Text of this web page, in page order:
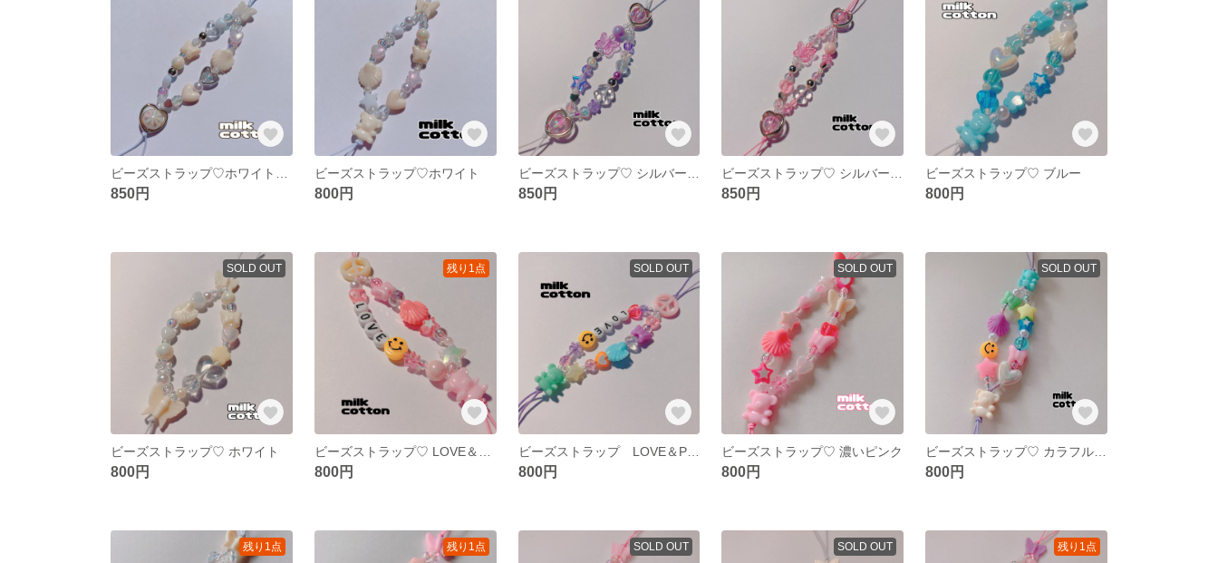
850円
ビーズストラップ♡ホワイト
800円 850円 850円
ビーズストラップ♡ ブルー
800円
SOLD OUT
ビーズストラップ♡ ホワイト
800円
残り1点
800円
SOLD OUT
ビーズストラップ LOVE＆PEACE カラフルmix
800円
SOLD OUT
ビーズストラップ♡ 濃いピンク
800円
SOLD OUT
800円
残り1点 残り1点 SOLD OUT SOLD OUT 残り1点